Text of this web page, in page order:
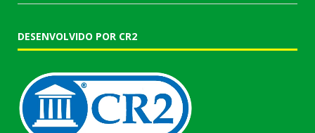
DESENVOLVIDO POR CR2